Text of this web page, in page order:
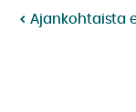
Ajankohtaista